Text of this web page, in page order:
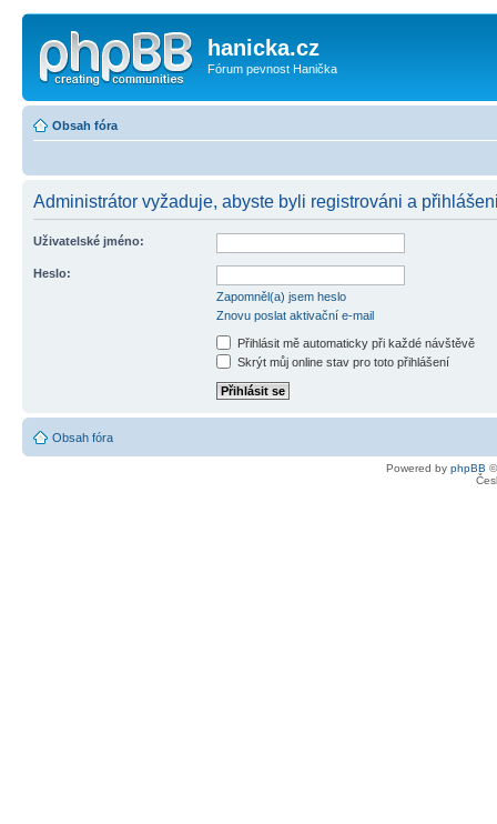
hanicka.cz
Fórum pevnost Hanička
Obsah fóra
Administrátor vyžaduje, abyste byli registrováni a
Uživatelské jméno:
Heslo:
Zapomněl(a) jsem heslo
Znovu poslat aktivační e-mail
Přihlásit mě automaticky při každé návštěvě
Skrýt můj online stav pro toto přihlášení
Obsah fóra
Powered by phpBB